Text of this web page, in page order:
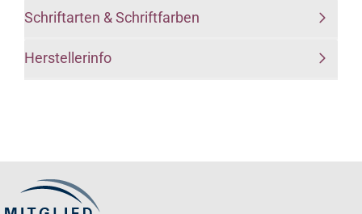
Schriftarten & Schriftfarben
Herstellerinfo